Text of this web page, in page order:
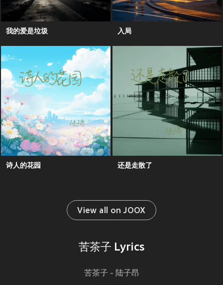
我的爱是垃圾 入局
诗人的花园 还是走散了
View all on JOOX
苦茶子 Lyrics
苦茶子 - 陆子昂